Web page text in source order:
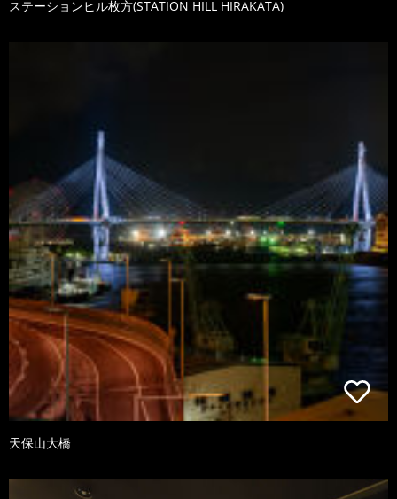
ステーションヒル枚方(STATION HILL HIRAKATA)
天保山大橋